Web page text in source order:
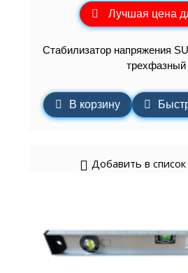
Лучшая цена
Стабилизатор напряжения
трехфазный
В корзину
Добавить в